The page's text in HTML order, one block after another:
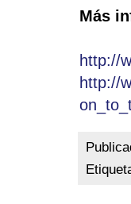
Más
http://
http://